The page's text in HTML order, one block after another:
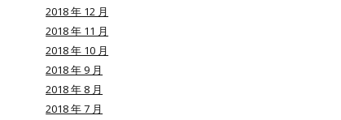
2018 年 12 月
2018 年 11 月
2018 年 10 月
2018 年 9 月
2018 年 8 月
2018 年 7 月